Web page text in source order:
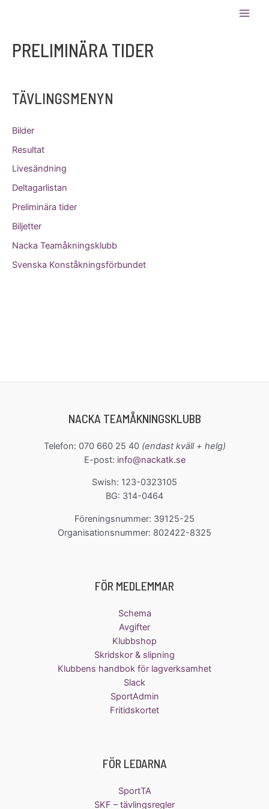
TÄVLINGSMENYN
Bilder
Resultat
Livesändning
Deltagarlistan
Preliminära tider
Biljetter
Nacka Teamåkningsklubb
Svenska Konståkningsförbundet
PRELIMINÄRA TIDER
NACKA TEAMÅKNINGSKLUBB
Telefon: 070 660 25 40(endast kväll + helg)
E-post: info@nackatk.se
Swish: 123-0323105
BG: 314-0464
Föreningsnummer: 39125-25
Organisationsnummer: 802422-8325
FÖR MEDLEMMAR
Schema
Avgifter
Klubbshop
Skridskor & slipning
Klubbens handbok för lagverksamhet
Slack
SportAdmin
Fritidskortet
FÖR LEDARNA
SportTA
SKF – tävlingsregler
nere och ge fler åkare möjlighet
att vara med!